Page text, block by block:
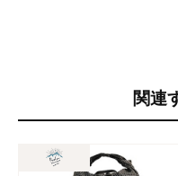
関連